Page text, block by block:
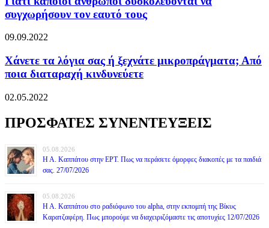
συγχωρήσουν τον εαυτό τους
09.09.2022
Χάνετε τα λόγια σας ή ξεχνάτε μικροπράγματα; Από
ποια διαταραχή κινδυνεύετε
02.05.2022
ΠΡΟΣΦΑΤΕΣ ΣΥΝΕΝΤΕΥΞΕΙΣ
05.08.2026
Η Α. Καππάτου στην ΕΡΤ. Πως να περάσετε όμορφες διακοπές με τα παιδιά
σας. 27/07/2026
05.08.2026
Η Α. Καππάτου στο ραδιόφωνο του alpha, στην εκπομπή της Βίκυς
Καρατζαφέρη. Πως μπορούμε να διαχειριζόμαστε τις αποτυχίες 12/07/2026